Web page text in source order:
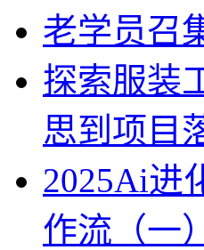
老学员召
探索服装
思到项目
2025Ai进
作流（一）